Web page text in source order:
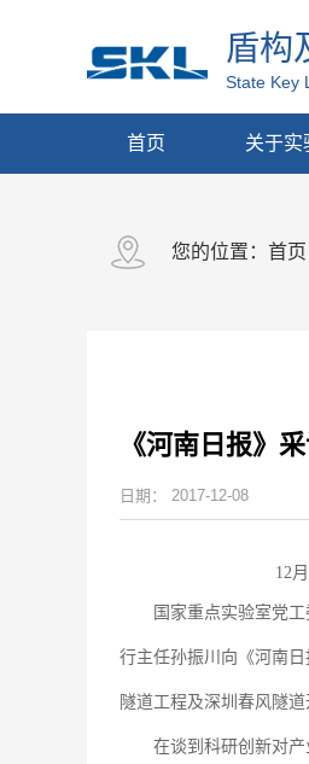
盾构
State Key
首页 关于实
您的位置： 首页
《河南日报》
日期： 2017-12-08
12
国家重点实验室党
行主任孙振川向《河南
隧道工程及深圳春风隧
在谈到科研创新对